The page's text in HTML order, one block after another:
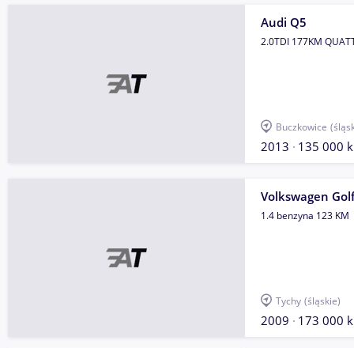
Audi Q5
2.0TDI 177KM
Buczkowice
2013 135 000
Volkswagen Golf
1.4 benzyna 123 KM
Tychy (śląskie)
2009 173 000